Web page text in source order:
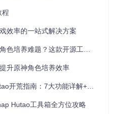
家都能找到自己的语言环境。
简单快捷。
系统和OpenGL 2.1支持即
计划，如增加更多的语言翻
题，甚至可能实现更深入的游
爱好者，或是寻找一款强大而
戏之旅吧！
程
效率的一站式解决方案
这款开源工具箱让你轻松提升游戏体验
升原神角色培养效率
指南：7大功能详解+萌新必看技巧
Hutao工具箱全方位攻略